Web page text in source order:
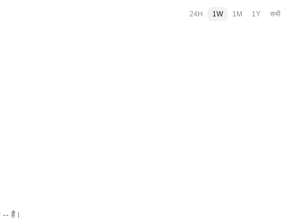
24H 1W 1M 1Y सभी
-- है।